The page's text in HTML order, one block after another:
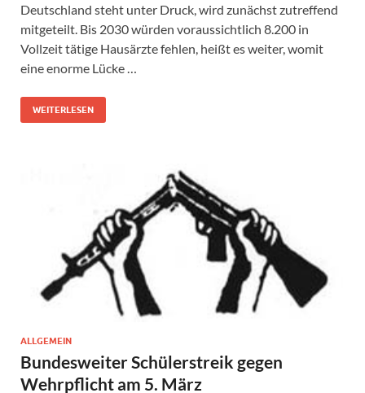
Deutschland steht unter Druck, wird zunächst zutreffend
mitgeteilt. Bis 2030 würden voraussichtlich 8.200 in
Vollzeit tätige Hausärzte fehlen, heißt es weiter, womit
eine enorme Lücke …
WEITERLESEN
ALLGEMEIN
Bundesweiter Schülerstreik gegen
Wehrpflicht am 5. März